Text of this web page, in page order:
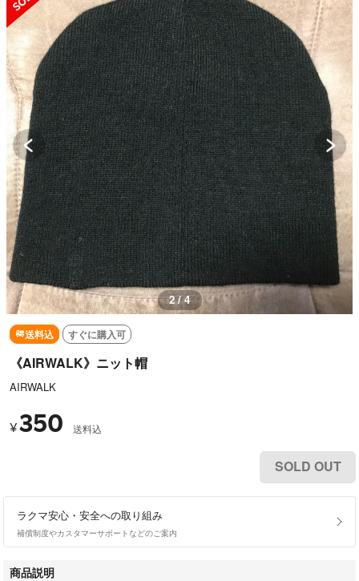
2 / 4
送料込 すぐに購入可
《AIRWALK》ニット帽
AIRWALK
¥350 送料込
SOLD OUT
ラクマ安心・安全への取り組み
補償制度やカスタマーサポートなどのご案内
商品説明